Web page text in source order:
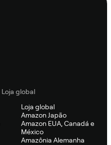
Loja global
Loja global
Amazon Japão
Amazon EUA, Canadá e
México
Amazônia Alemanha